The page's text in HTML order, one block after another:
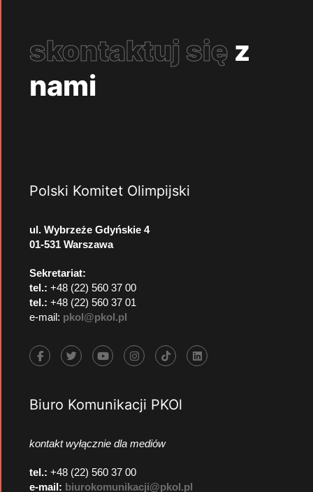
skontaktuj się z
nami
Polski Komitet Olimpijski
ul. Wybrzeże Gdyńskie 4
01-531 Warszawa
Sekretariat:
tel.: +48 (22) 560 37 00
tel.: +48 (22) 560 37 01
e-mail: pkol@pkol.pl
Biuro Komunikacji PKOl
kontakt wyłącznie dla mediów
tel.: +48 (22) 560 37 00
e-mail: biurokomunikacji@pkol.pl